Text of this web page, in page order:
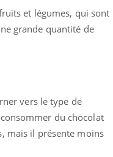
et légumes, qui sont
grande quantité de
vers le type de
du chocolat
mais il présente moins